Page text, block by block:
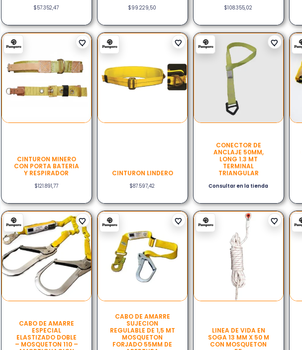
$57.352,47 $99.229,50 $108.355,02
CINTURON MINERO
CON PORTA BATERIA
Y RESPIRADOR
$121.891,77
CINTURON LINDERO
$87.597,42
CONECTOR DE
ANCLAJE 50MM,
LONG 1.3 MT
TERMINAL
TRIANGULAR
Consultar en la tienda
CABO DE AMARRE
ESPECIAL
ELASTIZADO DOBLE
– MOSQUETON 110 –
CABO DE AMARRE
SUJECION
REGULABLE DE 1,5 MT
MOSQUETON
FORJADO 55MM DE
LINEA DE VIDA EN
SOGA 13 MM X 50 M
CON MOSQUETON